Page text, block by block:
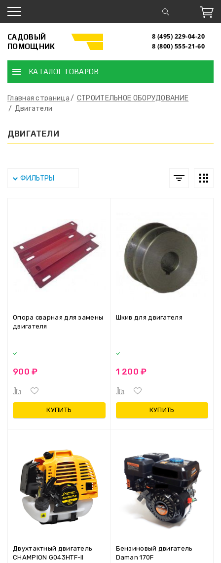
САДОВЫЙ
ПОМОЩНИК
8 (495) 229-04-20
8 (800) 555-21-60
КАТАЛОГ ТОВАРОВ
Главная страница
СТРОИТЕЛЬНОЕ ОБОРУДОВАНИЕ
Двигатели
ДВИГАТЕЛИ
ФИЛЬТРЫ
Опора сварная для замены
двигателя
900 ₽
КУПИТЬ
Шкив для двигателя
1 200 ₽
КУПИТЬ
Двухтактный двигатель
CHAMPION G043HTF-II
Бензиновый двигатель
Daman 170F